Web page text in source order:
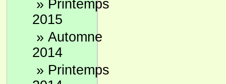
» Printemps
2015
» Automne
2014
» Printemps